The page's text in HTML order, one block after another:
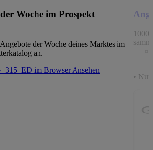
Woche im Prospekt
der Woche deines Marktes im
an.
im BrowserAnsehen
1000
• Nur